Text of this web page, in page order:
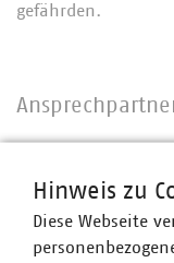
gefährden.
Hinweis zu
Diese Webseite